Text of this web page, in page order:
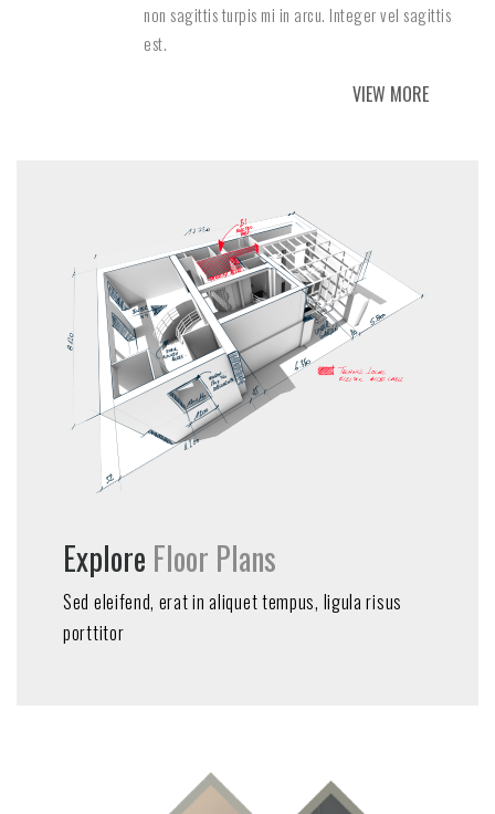
non sagittis turpis mi in arcu. Integer vel sagittis
est.
VIEW MORE
Explore Floor Plans
Sed eleifend, erat in aliquet tempus, ligula risus
porttitor